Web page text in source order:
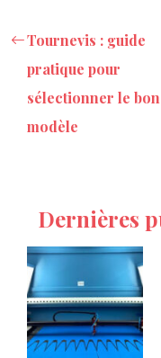
Tournevis : guide
pratique pour
sélectionner le bon
modèle
Dernières